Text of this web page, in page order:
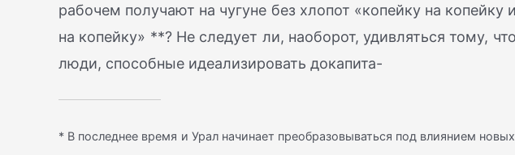
рабочем получают на чугуне без хлопот «копейку на
на копейку» **? Не следует ли, наоборот, удивляться тому,
люди, способные идеализировать докапита-
* В последнее время и Урал начинает преобразовываться под влиянием